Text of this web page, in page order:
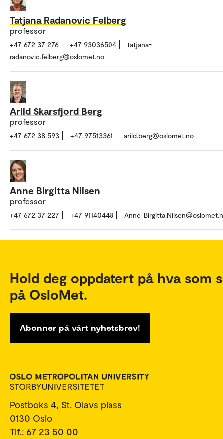
Tatjana Radanovic Felberg
professor
+47 672 37 276 +47 93036504
tatjana-
radanovic.felberg@oslomet.no
Arild Skarsfjord Berg
professor
+47 672 38 593 +47 97513361 arild.berg@oslomet.no
Anne Birgitta Nilsen
professor
+47 672 37 227 +47 91140448 Anne-
Hold deg oppdatert på hva som
på OsloMet.
Abonner på vårt nyhetsbrev!
Postboks 4, St. Olavs plass
0130 Oslo
Tlf.: 67 23 50 00